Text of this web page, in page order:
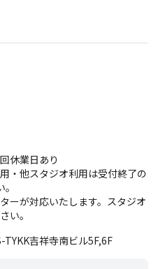
休業日あり
・他スタジオ利用は受付終了の
ーが対応いたします。スタジオ
い。
吉祥寺南ビル5F,6F